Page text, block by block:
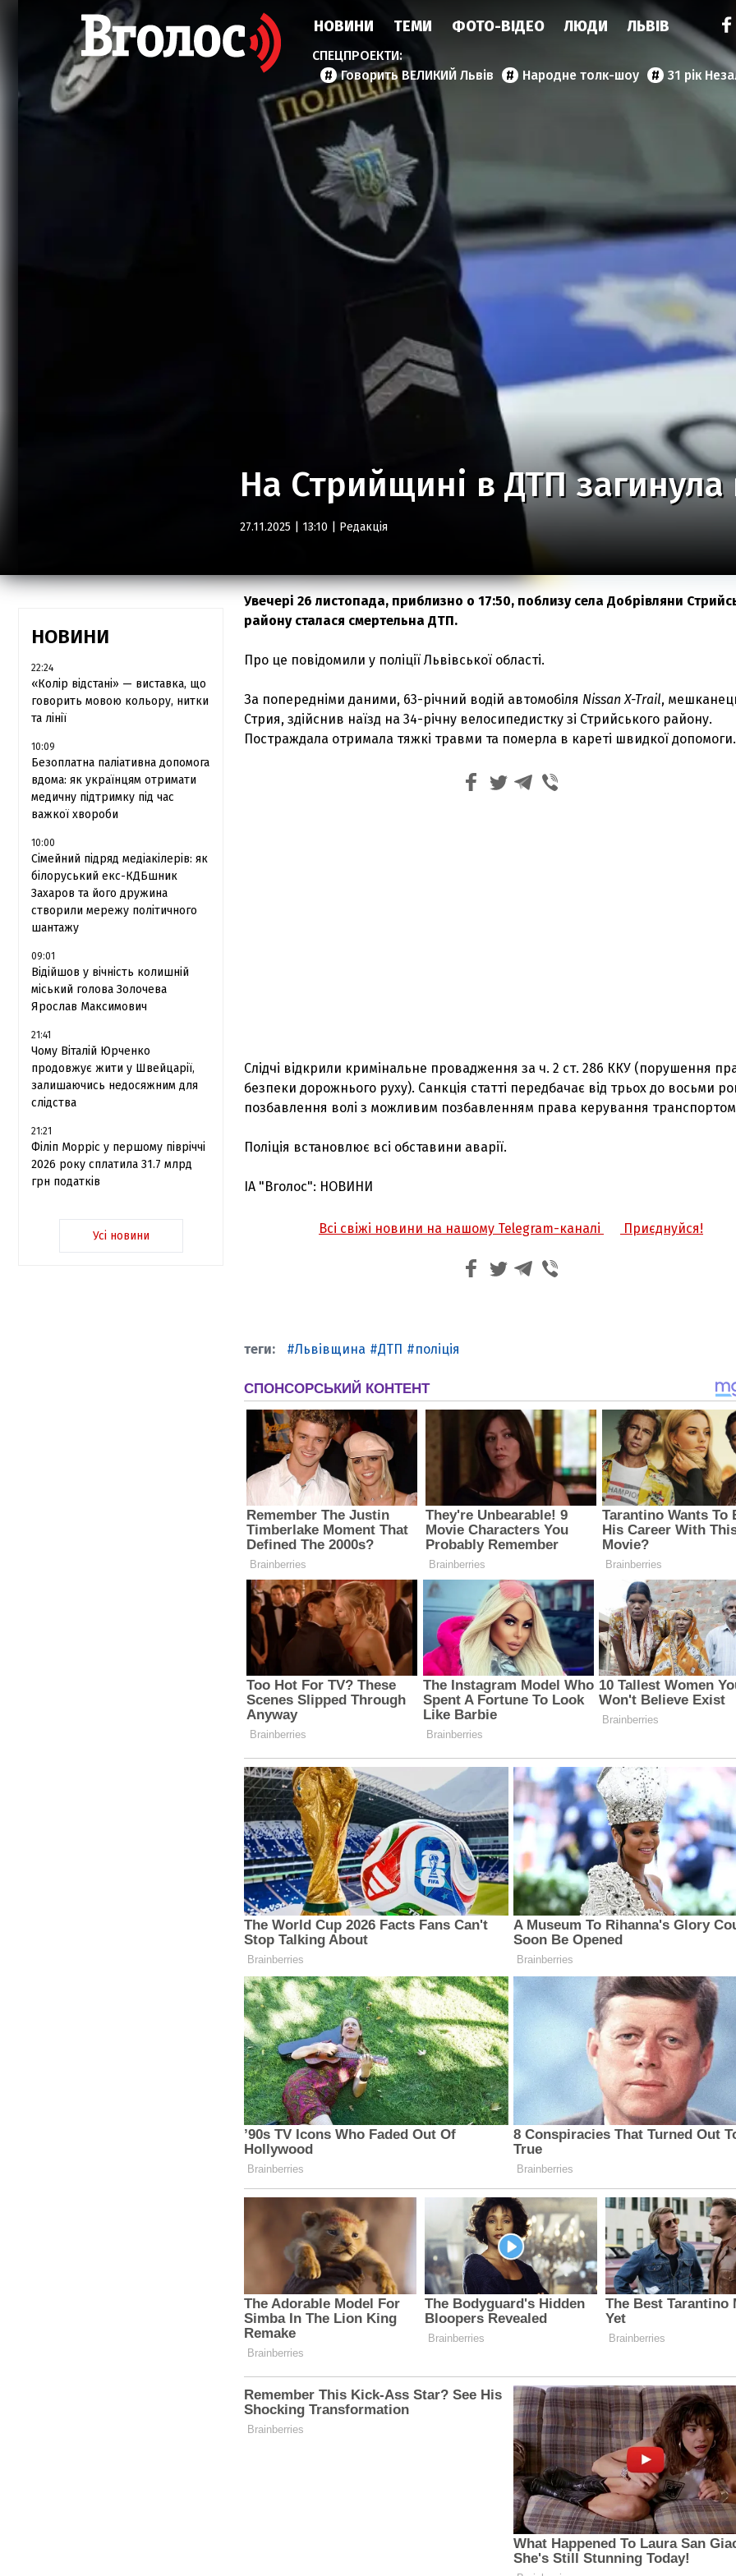
НОВИНИ ТЕМИ ФОТО-ВІДЕО ЛЮДИ ЛЬВІВ
Говорить ВЕЛИКИЙ Львів Народне толк-шоу 31 рік
На Стрийщині в ДТП загинула
27.11.2025 | 13:10 | Редакція
НОВИНИ
22:24
«Колір відстані» — виставка, що
говорить мовою кольору, нитки
та лінії
10:09
Безоплатна паліативна допомога
вдома: як українцям отримати
медичну підтримку під час
важкої хвороби
10:00
Сімейний підряд медіакілерів: як
білоруський екс-КДБшник
Захаров та його дружина
створили мережу політичного
шантажу
09:01
Відійшов у вічність колишній
міський голова Золочева
Ярослав Максимович
21:41
Чому Віталій Юрченко
продовжує жити у Швейцарії,
залишаючись недосяжним для
слідства
21:21
Філіп Морріс у першому півріччі
2026 року сплатила 31.7 млрд
грн податків
Усі новини
Увечері 26 листопада, приблизно о 17:50, поблизу села Добрівляни
району сталася смертельна ДТП.
Про це повідомили у поліції Львівської області.
За попередніми даними, 63-річний водій автомобіля Nissan X-Trail,
Стрия, здійснив наїзд на 34-річну велосипедистку зі Стрийського району.
Постраждала отримала тяжкі травми та померла в кареті швидкої допомоги.
Слідчі відкрили кримінальне провадження за ч. 2 ст. 286 ККУ (порушення
безпеки дорожнього руху). Санкція статті передбачає від трьох до восьми
позбавлення волі з можливим позбавленням права керування
Поліція встановлює всі обставини аварії.
ІА "Вголос": НОВИНИ
Всі свіжі новини на нашому Telegram-каналі Приєднуйся!
Львівщина ДТП поліція
З'явилося відео знищеного ворожого